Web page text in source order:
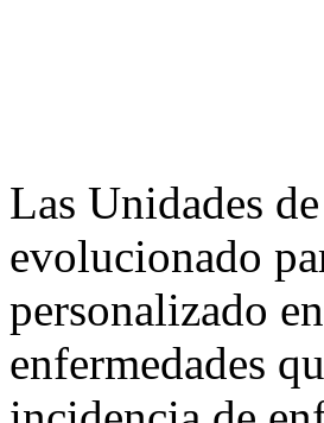
Las Unidades
evolucionado
personalizado
enfermedades